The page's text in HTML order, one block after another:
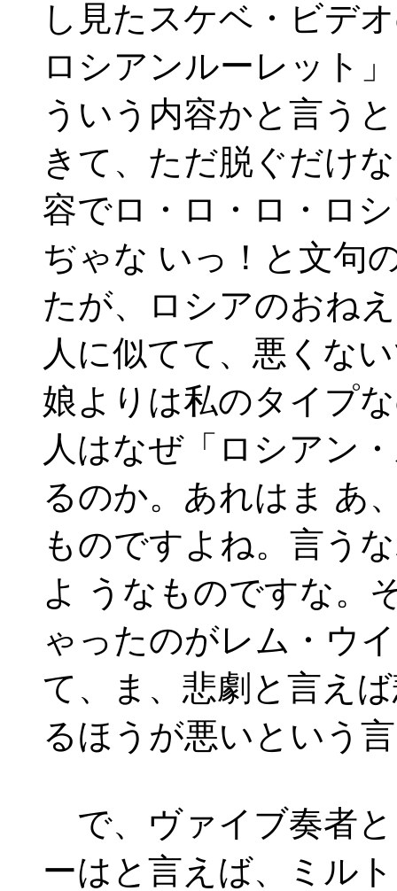
し見たスケベ・ビデ
ロシアンルーレット
ういう内容かと言う
きて、ただ脱ぐだけ
容でロ・ロ・ロ・ロ
ぢゃな いっ！と文句
たが、ロシアのおね
人に似てて、悪くな
娘よりは私のタイプ
人はなぜ「ロシアン
るのか。あれはま あ
ものですよね。言う
よ うなものですな。
ゃったのがレム・ウ
て、ま、悲劇と言え
るほうが悪いという
で、ヴァイブ奏者
ーはと言えば、ミル